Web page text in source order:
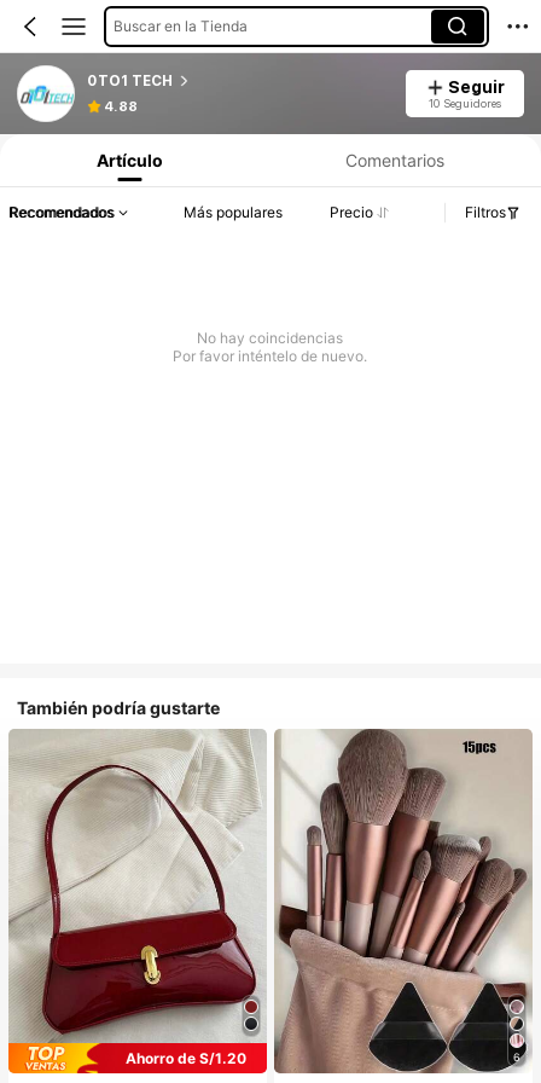
Buscar en la Tienda
0TO1 TECH
4.88
Seguir
10 Seguidores
Artículo Comentarios
Recomendados Más populares Precio Filtros
No hay coincidencias
Por favor inténtelo de nuevo.
También podría gustarte
Ahorro de S/1.20
6